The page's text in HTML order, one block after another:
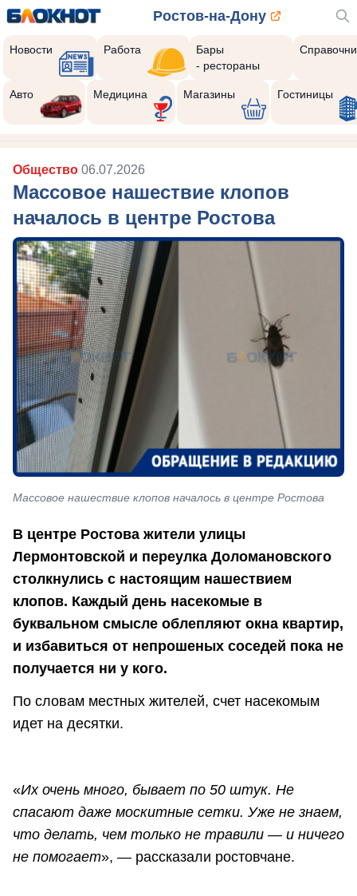
Ростов-на-Дону
Новости Работа
Бары
- рестораны
Авто Медицина Магазины Гостиницы
Общество 06.07.2026
Массовое нашествие клопов
началось в центре Ростова
Массовое нашествие клопов началось в центре Ростова
В центре Ростова жители улицы
Лермонтовской и переулка Доломановского
столкнулись с настоящим нашествием
клопов. Каждый день насекомые в
буквальном смысле облепляют окна квартир,
и избавиться от непрошеных соседей пока не
получается ни у кого.
По словам местных жителей, счет насекомым
идет на десятки.
«Их очень много, бывает по 50 штук. Не
спасают даже москитные сетки. Уже не знаем,
что делать, чем только не травили — и ничего
не помогает», — рассказали ростовчане.